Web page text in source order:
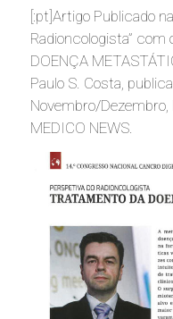
[:pt]Artigo Publicado
Radioncologista” com
DOENÇA
Paulo S. Costa,
Novembro/Dezembro,
MEDICO NEWS.